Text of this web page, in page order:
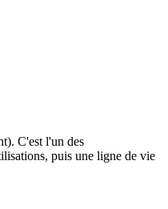
C'est l'un des
puis une ligne de vie